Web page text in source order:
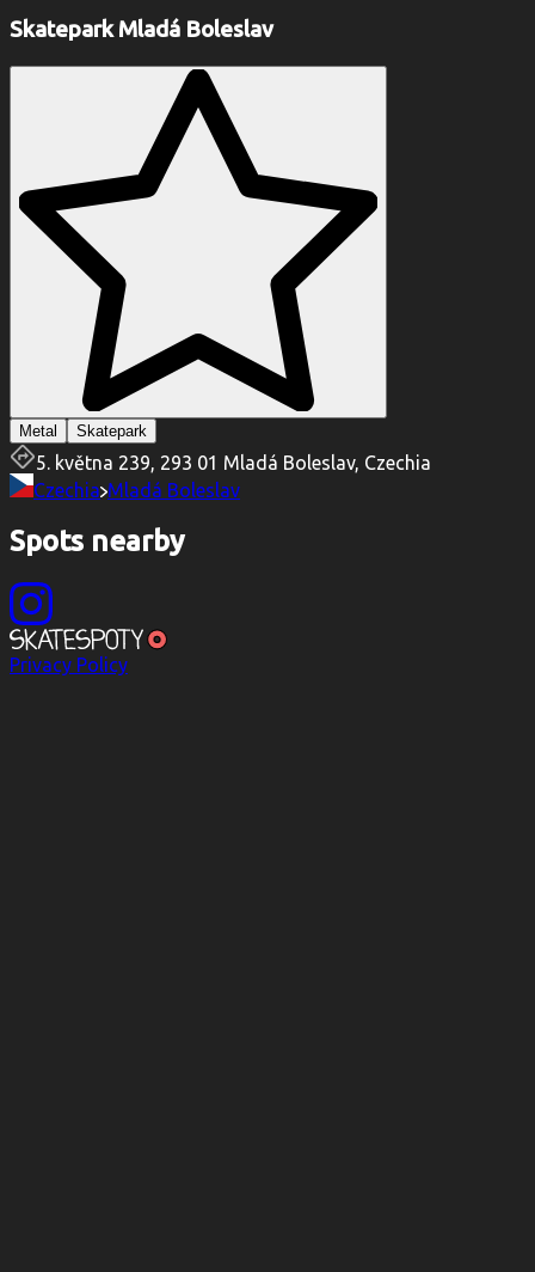
Skatepark Mladá Boleslav
Metal Skatepark
5. května 239, 293 01 Mladá Boleslav, Czechia
Czechia Mladá Boleslav
Spots nearby
Privacy Policy